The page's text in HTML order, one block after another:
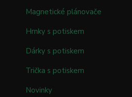
Magnetické plánovače
Hrnky s potiskem
Dárky s potiskem
Trička s potiskem
Novinky